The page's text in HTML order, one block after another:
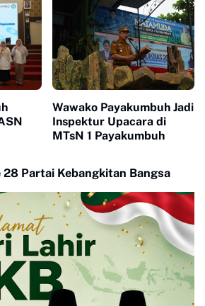
Wawako Payakumbuh Jadi
Inspektur Upacara di
MTsN 1 Payakumbuh
Partai Kebangkitan Bangsa